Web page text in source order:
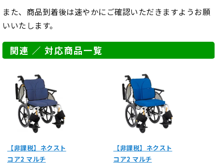
また、商品到着後は速やかにご確認いただきますようお願
いいたします。
関連 ／ 対応商品一覧
【非課税】ネクスト
コア2 マルチ
【非課税】ネクスト
コア2 マルチ